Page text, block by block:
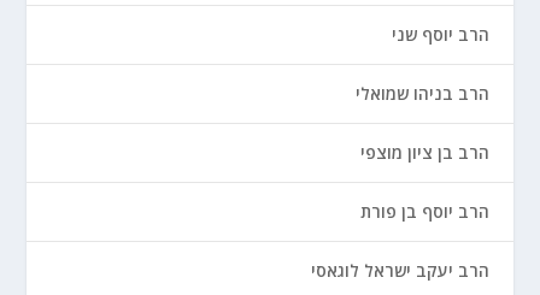
הרב יוסף שני
הרב בניהו שמואלי
הרב בן ציון מוצפי
הרב יוסף בן פורת
הרב יעקב ישראל לוגאסי